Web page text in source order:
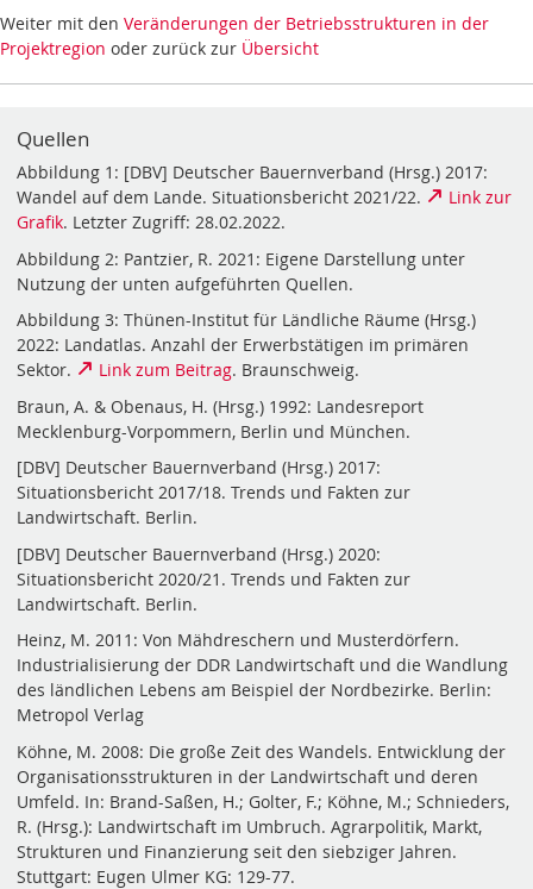
Weiter mit den Veränderungen der Betriebsstrukturen in der
Projektregion oder zurück zur Übersicht
Quellen
Abbildung 1: [DBV] Deutscher Bauernverband (Hrsg.) 2017:
Wandel auf dem Lande. Situationsbericht 2021/22.
Link zur
Grafik. Letzter Zugriff: 28.02.2022.
Abbildung 2: Pantzier, R. 2021: Eigene Darstellung unter
Nutzung der unten aufgeführten Quellen.
Abbildung 3: Thünen-Institut für Ländliche Räume (Hrsg.)
2022: Landatlas. Anzahl der Erwerbstätigen im primären
Sektor.
Link zum Beitrag. Braunschweig.
Braun, A. & Obenaus, H. (Hrsg.) 1992: Landesreport
Mecklenburg-Vorpommern, Berlin und München.
[DBV] Deutscher Bauernverband (Hrsg.) 2017:
Situationsbericht 2017/18. Trends und Fakten zur
Landwirtschaft. Berlin.
[DBV] Deutscher Bauernverband (Hrsg.) 2020:
Situationsbericht 2020/21. Trends und Fakten zur
Landwirtschaft. Berlin.
Heinz, M. 2011: Von Mähdreschern und Musterdörfern.
Industrialisierung der DDR Landwirtschaft und die Wandlung
des ländlichen Lebens am Beispiel der Nordbezirke. Berlin:
Metropol Verlag
Köhne, M. 2008: Die große Zeit des Wandels. Entwicklung der
Organisationsstrukturen in der Landwirtschaft und deren
Umfeld. In: Brand-Saßen, H.; Golter, F.; Köhne, M.; Schnieders,
R. (Hrsg.): Landwirtschaft im Umbruch. Agrarpolitik, Markt,
Strukturen und Finanzierung seit den siebziger Jahren.
Stuttgart: Eugen Ulmer KG: 129-77.